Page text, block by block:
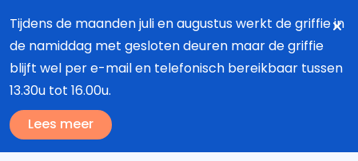
Tijdens de maanden juli en augustus werkt de griffie in
de namiddag met gesloten deuren maar de griffie
blijft wel per e-mail en telefonisch bereikbaar tussen
13.30u tot 16.00u.
Lees meer